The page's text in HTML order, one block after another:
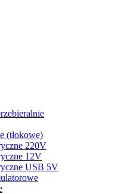
(tłokowe)
220V
12V
USB 5V